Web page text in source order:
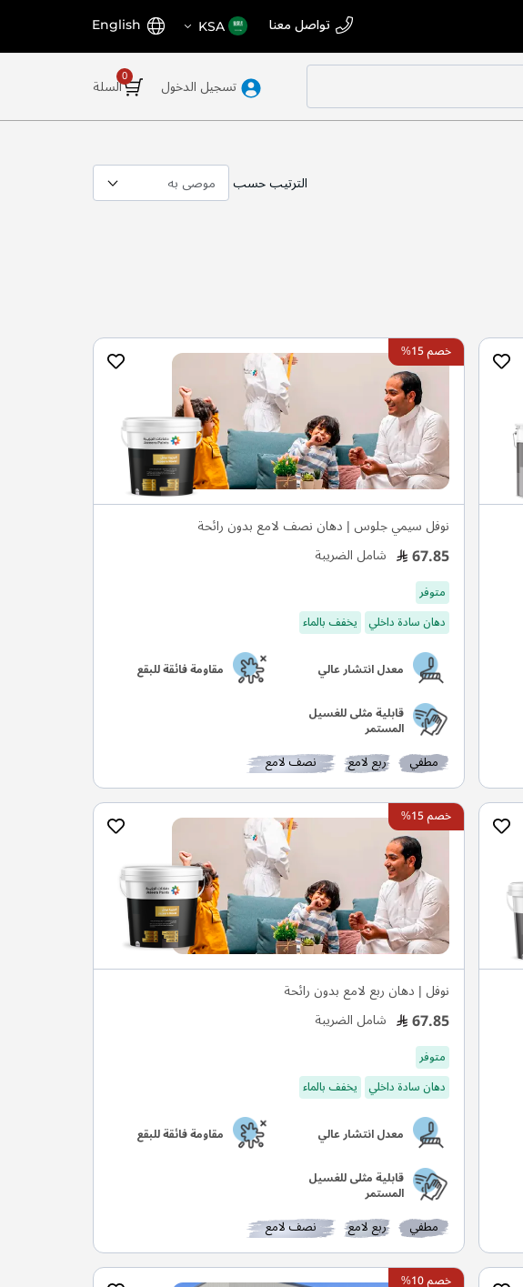
تواصل معنا اختر
المتجر
KSA اللغة English
السلة تسجيل الدخول
الترتيب حسب
خصم 15%
نوفل سيمي جلوس | دهان نصف لامع بدون رائحة
67.85 شامل الضريبة
متوفر
دهان سادة داخلي يخفف بالماء
معدل انتشار عالي
مقاومة فائقة للبقع
قابلية مثلى للغسيل
المستمر
مطفي ربع لامع نصف لامع
خصم 15%
نوفل | دهان ربع لامع بدون رائحة
67.85 شامل الضريبة
متوفر
دهان سادة داخلي يخفف بالماء
معدل انتشار عالي
مقاومة فائقة للبقع
قابلية مثلى للغسيل
المستمر
مطفي ربع لامع نصف لامع
خصم 10%